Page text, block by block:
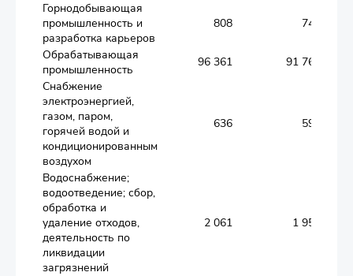
Горнодобывающая
промышленность и
разработка карьеров
808 743
Обрабатывающая
промышленность
96 361
91 765
Снабжение
электроэнергией,
газом, паром,
горячей водой и
кондиционированным
воздухом
636 592
Водоснабжение;
водоотведение; сбор,
обработка и
удаление отходов,
деятельность по
ликвидации
загрязнений
2 061 1 950